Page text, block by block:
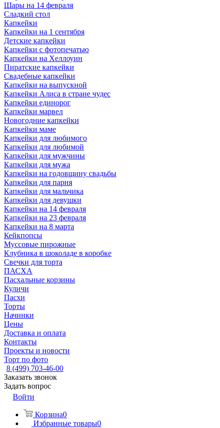
Шары на 14 февраля
Сладкий стол
Капкейки
Капкейки на 1 сентября
Детские капкейки
Капкейки с фотопечатью
Капкейки на Хеллоуин
Пиратские капкейки
Свадебные капкейки
Капкейки на выпускной
Капкейки Алиса в стране чудес
Капкейки единорог
Капкейки марвел
Новогодние капкейки
Капкейки маме
Капкейки для любимого
Капкейки для любимой
Капкейки для мужчины
Капкейки для мужа
Капкейки на годовщину свадьбы
Капкейки для парня
Капкейки для мальчика
Капкейки для девушки
Капкейки на 14 февраля
Капкейки на 23 февраля
Капкейки на 8 марта
Кейкпопсы
Муссовые пирожные
Клубника в шоколаде в коробке
Свечки для торта
ПАСХА
Пасхальные корзины
Куличи
Пасхи
Торты
Начинки
Цены
Доставка и оплата
Контакты
Проекты и новости
Торт по фото
8 (499) 703-46-00
Заказать звонок
Задать вопрос
Войти
Корзина0
Избранные товары0